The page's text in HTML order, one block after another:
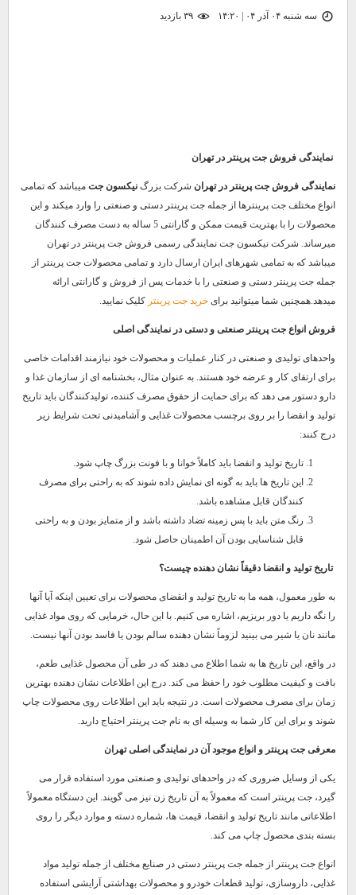
سه شنبه ۰۴ آذر ۰۴ | ۱۴:۲۰
نمایندگی فروش جت پرینتر در تهران
نمایندگی فروش جت پرینتر در تهران شرکت بزرگ نیکسون جت میباشد که تمامی
انواع مختلف جت پرینترها از جمله جت پرینتر دستی و صنعتی را وارد میکند و این
محصولات را با بهتریت قیمت ممکن و گارانتی 5 ساله به دست مصرف کنندگان
میرساند. شرکت نیکسون جت نمایندگی رسمی فروش جت پرینتر در تهران
میباشد که به تمامی شهرهای ایران ارسال دارد و تمامی محصولات جت پرینتر از
جمله جت پرینتر دستی و صنعتی را با خدمات پس از فروش و گارانتی ارائه
میدهد.همچنین شما میتوانید برای خرید جت پرینتر کلیک نمایید.
فروش انواع جت پرینتر صنعتی و دستی در نمایندگی اصلی
واحدهای تولیدی و صنعتی در کنار عملیات و محصولات خود نیازمند اقدامات خاصی
برای ارتقای کار و عرضه خود هستند. به عنوان مثال، بخشنامه ای از سازمان غذا و
دارو دستور می دهد که برای حمایت از حقوق مصرف کننده، تولیدکنندگان باید تاریخ
تولید و انقضا را بر روی برچسب محصولات غذایی و آشامیدنی تحت شرایط زیر
درج کنند:
تاریخ تولید و انقضا باید کاملاً خوانا و با فونت بزرگ چاپ شود.
این تاریخ ها باید به گونه ای نمایش داده شوند که به راحتی برای مصرف
کنندگان قابل مشاهده باشد.
رنگ متن باید با پس زمینه تضاد داشته باشد و از متمایز بودن و به راحتی
قابل شناسایی بودن آن اطمینان حاصل شود.
تاریخ تولید و انقضا دقیقاً نشان دهنده چیست؟
به طور معمول، همه ما به تاریخ تولید و انقضای محصولات برای تعیین اینکه آیا آنها
را نگه داریم یا دور بریزیم، اشاره می کنیم. با این حال، خرمایی که روی مواد غذایی
مانند نان یا شیر می بینید لزوماً نشان دهنده سالم بودن یا فاسد بودن آنها نیست.
در واقع، این تاریخ ها به شما اطلاع می دهند که در طی آن محصول غذایی طعم،
بافت و کیفیت مطلوب خود را حفظ می کند. درج این اطلاعات نشان دهنده بهترین
زمان برای مصرف محصولات است. در نتیجه باید این اطلاعات روی محصولات چاپ
شوند و برای این کار شما به وسیله ای به نام جت پرینتر احتیاج دارید.
معرفی جت پرینتر و انواع موجود آن در نمایندگی اصلی تهران
یکی از وسایل ضروری که در واحدهای تولیدی و صنعتی مورد استفاده قرار می
گیرد، جت پرینتر است که معمولاً به آن تاریخ زن نیز می گویند. این دستگاه معمولاً
اطلاعاتی مانند تاریخ تولید و انقضا، قیمت ها، شماره دسته و موارد دیگر را روی
بسته بندی محصول چاپ می کند.
انواع جت پرینتر از جمله جت پرینتر دستی در صنایع مختلف از جمله تولید مواد
غذایی، داروسازی، تولید قطعات خودرو و محصولات بهداشتی آرایشی استفاده